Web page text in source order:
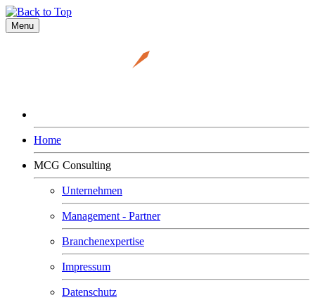
Menu
Home
MCG Consulting
Unternehmen
Management - Partner
Branchenexpertise
Impressum
Datenschutz